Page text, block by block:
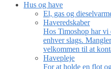
Hus og have
El, gas og
Haveredskaber
Hos Timoshop har vi
enhver slags.
velkommen til at
Havepleje
For at holde en flot